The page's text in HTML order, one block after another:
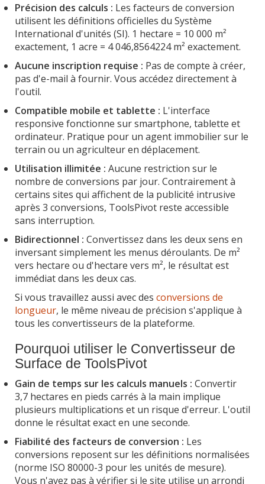
Précision des calculs : Les facteurs de conversion
utilisent les définitions officielles du Système
International d'unités (SI). 1 hectare = 10 000 m²
exactement, 1 acre = 4 046,8564224 m² exactement.
Aucune inscription requise : Pas de compte à créer,
pas d'e-mail à fournir. Vous accédez directement à
l'outil.
Compatible mobile et tablette : L'interface
responsive fonctionne sur smartphone, tablette et
ordinateur. Pratique pour un agent immobilier sur le
terrain ou un agriculteur en déplacement.
Utilisation illimitée : Aucune restriction sur le
nombre de conversions par jour. Contrairement à
certains sites qui affichent de la publicité intrusive
après 3 conversions, ToolsPivot reste accessible
sans interruption.
Bidirectionnel : Convertissez dans les deux sens en
inversant simplement les menus déroulants. De m²
vers hectare ou d'hectare vers m², le résultat est
immédiat dans les deux cas.
Si vous travaillez aussi avec des conversions de
longueur, le même niveau de précision s'applique à
tous les convertisseurs de la plateforme.
Pourquoi utiliser le Convertisseur de
Surface de ToolsPivot
Gain de temps sur les calculs manuels : Convertir
3,7 hectares en pieds carrés à la main implique
plusieurs multiplications et un risque d'erreur. L'outil
donne le résultat exact en une seconde.
Fiabilité des facteurs de conversion : Les
conversions reposent sur les définitions normalisées
(norme ISO 80000-3 pour les unités de mesure).
Vous n'avez pas à vérifier si le site utilise un arrondi